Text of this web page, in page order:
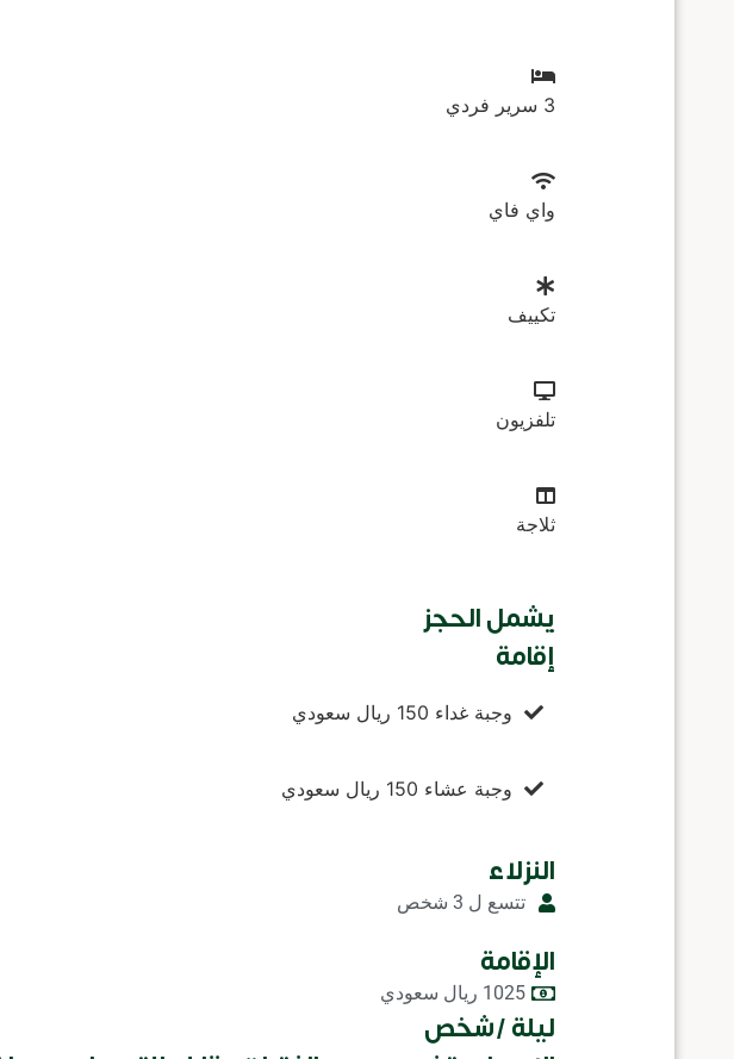
3 سرير فردي
واي فاي
تكييف
تلفزيون
ثلاجة
يشمل الحجز
إقامة
وجبة غداء 150 ريال سعودي
وجبة عشاء 150 ريال سعودي
النزلاء
تتسع ل 3 شخص
الإقامة
1025 ريال سعودي
ليلة /شخص